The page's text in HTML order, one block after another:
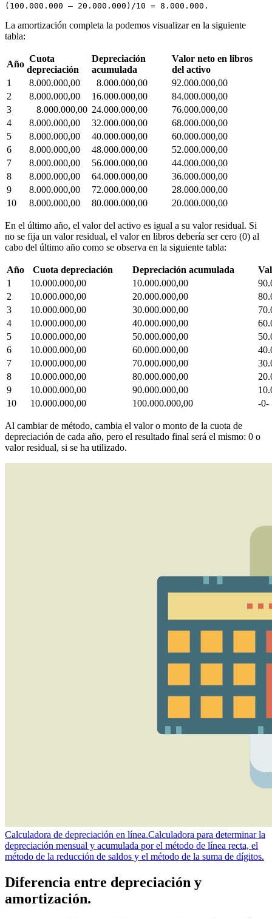
(100.000.000 – 20.000.000)/10 = 8.000.000.
La amortización completa la podemos visualizar en la siguiente
tabla:
Año
Cuota
depreciación
Depreciación
acumulada
Valor neto en libros
del activo
1
8.000.000,00 8.000.000,00
92.000.000,00
2
8.000.000,00 16.000.000,00
84.000.000,00
3
8.000.000,00 24.000.000,00
76.000.000,00
4
8.000.000,00 32.000.000,00
68.000.000,00
5
8.000.000,00 40.000.000,00
60.000.000,00
6
8.000.000,00 48.000.000,00
52.000.000,00
7
8.000.000,00 56.000.000,00
44.000.000,00
8
8.000.000,00 64.000.000,00
36.000.000,00
9
8.000.000,00 72.000.000,00
28.000.000,00
10
8.000.000,00 80.000.000,00 20.000.000,00
En el último año, el valor del activo es igual a su valor residual. Si
no se fija un valor residual, el valor en libros debería ser cero (0) al
cabo del último año como se observa en la siguiente tabla:
Año Cuota depreciación Depreciación acumulada
1
10.000.000,00 10.000.000,00
2
10.000.000,00 20.000.000,00
3
10.000.000,00 30.000.000,00
4
10.000.000,00 40.000.000,00
5
10.000.000,00 50.000.000,00
6
10.000.000,00 60.000.000,00
7
10.000.000,00 70.000.000,00
8
10.000.000,00 80.000.000,00
9
10.000.000,00 90.000.000,00
10
10.000.000,00 100.000.000,00 -0-
Al cambiar de método, cambia el valor o monto de la cuota de
depreciación de cada año, pero el resultado final será el mismo: 0 o
valor residual, si se ha utilizado.
Calculadora de depreciación en línea.Calculadora para determinar la
depreciación mensual y acumulada por el método de línea recta, el
método de la reducción de saldos y el método de la suma de dígitos.
Diferencia entre depreciación y
amortización.